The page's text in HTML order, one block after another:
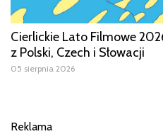
Cierlickie Lato Filmowe
z Polski, Czech i Słowacji
05 sierpnia 2026
Reklama